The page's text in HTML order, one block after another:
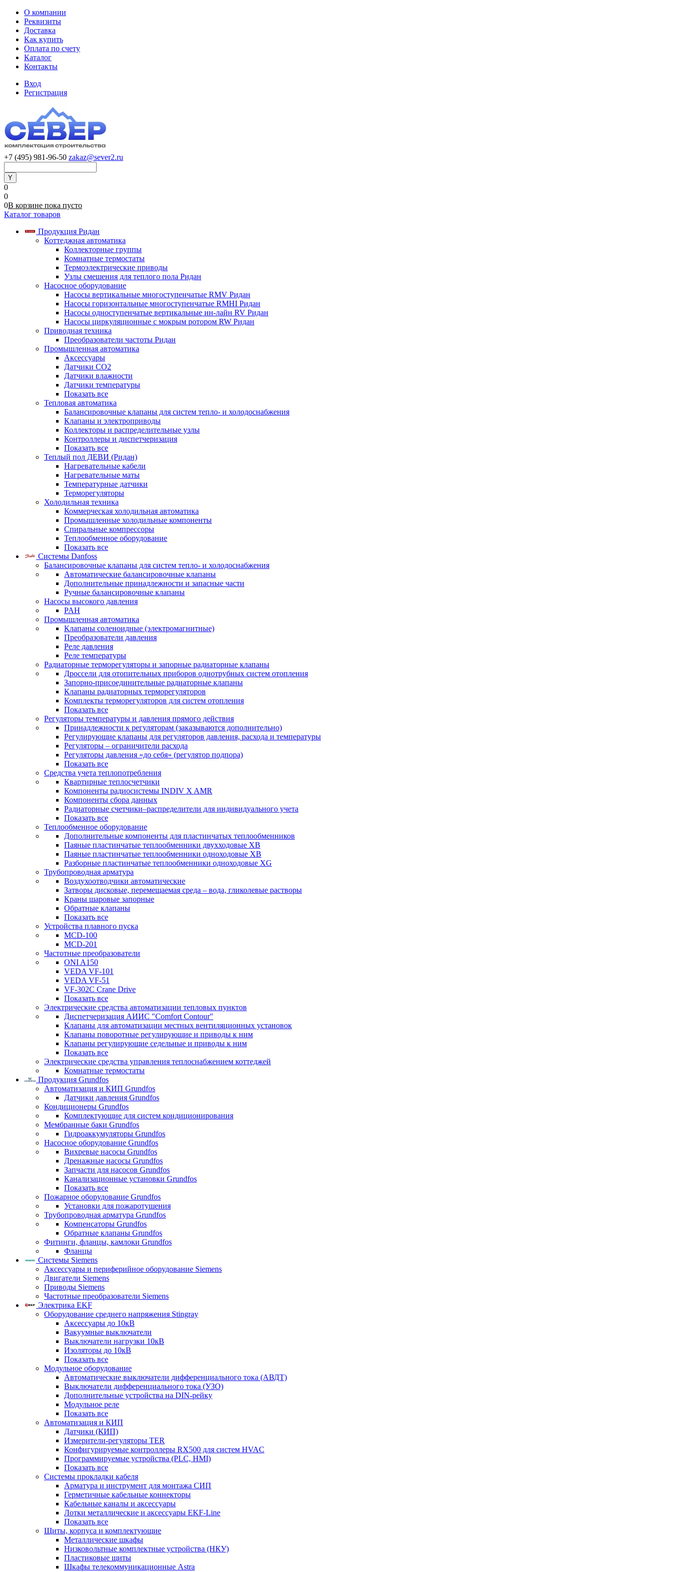
О компании
Реквизиты
Доставка
Как купить
Оплата по счету
Каталог
Контакты
Вход
Регистрация
+7 (495) 981-96-50 zakaz@sever2.ru
0
0
0В корзине пока пусто
Каталог товаров
Продукция Ридан
Коттеджная автоматика
Коллекторные группы
Комнатные термостаты
Термоэлектрические приводы
Узлы смешения для теплого пола Ридан
Насосное оборудование
Насосы вертикальные многоступенчатые RMV Ридан
Насосы горизонтальные многоступенчатые RMHI Ридан
Насосы одноступенчатые вертикальные ин-лайн RV Ридан
Насосы циркуляционные с мокрым ротором RW Ридан
Приводная техника
Преобразователи частоты Ридан
Промышленная автоматика
Аксессуары
Датчики CO2
Датчики влажности
Датчики температуры
Показать все
Тепловая автоматика
Балансировочные клапаны для систем тепло- и холодоснабжения
Клапаны и электроприводы
Коллекторы и распределительные узлы
Контроллеры и диспетчеризация
Показать все
Теплый пол ДЕВИ (Ридан)
Нагревательные кабели
Нагревательные маты
Температурные датчики
Терморегуляторы
Холодильная техника
Коммерческая холодильная автоматика
Промышленные холодильные компоненты
Спиральные компрессоры
Теплообменное оборудование
Показать все
Системы Danfoss
Балансировочные клапаны для систем тепло- и холодоснабжения
Автоматические балансировочные клапаны
Дополнительные принадлежности и запасные части
Ручные балансировочные клапаны
Насосы высокого давления
PAH
Промышленная автоматика
Клапаны соленоидные (электромагнитные)
Преобразователи давления
Реле давления
Реле температуры
Радиаторные терморегуляторы и запорные радиаторные клапаны
Дроссели для отопительных приборов однотрубных систем отопления
Запорно-присоединительные радиаторные клапаны
Клапаны радиаторных терморегуляторов
Комплекты терморегуляторов для систем отопления
Показать все
Регуляторы температуры и давления прямого действия
Принадлежности к регуляторам (заказываются дополнительно)
Регулирующие клапаны для регуляторов давления, расхода и температуры
Регуляторы – ограничители расхода
Регуляторы давления «до себя» (регулятор подпора)
Показать все
Средства учета теплопотребления
Квартирные теплосчетчики
Компоненты радиосистемы INDIV X AMR
Компоненты сбора данных
Радиаторные счетчики–распределители для индивидуального учета
Показать все
Теплообменное оборудование
Дополнительные компоненты для пластинчатых теплообменников
Паяные пластинчатые теплообменники двухходовые XB
Паяные пластинчатые теплообменники одноходовые ХВ
Разборные пластинчатые теплообменники одноходовые ХG
Трубопроводная арматура
Воздухоотводчики автоматические
Затворы дисковые, перемещаемая среда – вода, гликолевые растворы
Краны шаровые запорные
Обратные клапаны
Показать все
Устройства плавного пуска
MCD-100
MCD-201
Частотные преобразователи
ONI A150
VEDA VF-101
VEDA VF-51
VF-302C Crane Drive
Показать все
Электрические средства автоматизации тепловых пунктов
Диспетчеризация АИИС "Comfort Contour"
Клапаны для автоматизации местных вентиляционных установок
Клапаны поворотные регулирующие и приводы к ним
Клапаны регулирующие седельные и приводы к ним
Показать все
Электрические средства управления теплоснабжением коттеджей
Комнатные термостаты
Продукция Grundfos
Автоматизация и КИП Grundfos
Датчики давления Grundfos
Кондиционеры Grundfos
Комплектующие для систем кондиционирования
Мембранные баки Grundfos
Гидроаккумуляторы Grundfos
Насосное оборудование Grundfos
Вихревые насосы Grundfos
Дренажные насосы Grundfos
Запчасти для насосов Grundfos
Канализационные установки Grundfos
Показать все
Пожарное оборудование Grundfos
Установки для пожаротушения
Трубопроводная арматура Grundfos
Компенсаторы Grundfos
Обратные клапаны Grundfos
Фитинги, фланцы, камлоки Grundfos
Фланцы
Системы Siemens
Аксессуары и периферийное оборудование Siemens
Двигатели Siemens
Приводы Siemens
Частотные преобразователи Siemens
Электрика EKF
Оборудование среднего напряжения Stingray
Аксессуары до 10кВ
Вакуумные выключатели
Выключатели нагрузки 10кВ
Изоляторы до 10кВ
Показать все
Модульное оборудование
Автоматические выключатели дифференциального тока (АВДТ)
Выключатели дифференциального тока (УЗО)
Дополнительные устройства на DIN-рейку
Модульное реле
Показать все
Автоматизация и КИП
Датчики (КИП)
Измерители-регуляторы TER
Конфигурируемые контроллеры RX500 для систем HVAC
Программируемые устройства (PLC, HMI)
Показать все
Системы прокладки кабеля
Арматура и инструмент для монтажа СИП
Герметичные кабельные коннекторы
Кабельные каналы и аксессуары
Лотки металлические и аксессуары EKF-Line
Показать все
Щиты, корпуса и комплектующие
Металлические шкафы
Низковольтные комплектные устройства (НКУ)
Пластиковые щиты
Шкафы телекоммуникационные Astra